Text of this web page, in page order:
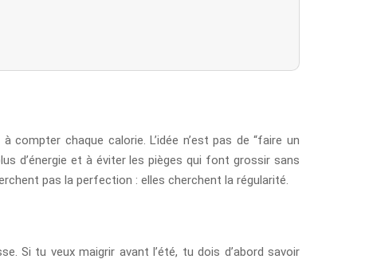
chaque calorie. L’idée n’est pas de “faire un
d’énergie et à éviter les pièges qui font grossir sans
pas la perfection : elles cherchent la régularité.
Si tu veux maigrir avant l’été, tu dois d’abord savoir